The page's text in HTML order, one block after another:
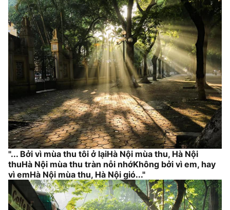
"... Bởi vì mùa thu tôi ở lạiHà Nội mùa thu, Hà Nội
thuHà Nội mùa thu tràn nỗi nhớKhông bởi vì em, hay
vì emHà Nội mùa thu, Hà Nội gió..."